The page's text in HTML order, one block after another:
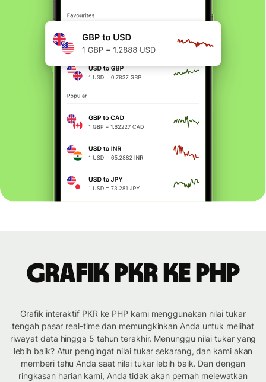
Grafik PKR ke PHP
Grafik interaktif PKR ke PHP kami menggunakan nilai tukar
tengah pasar real-time dan memungkinkan Anda untuk melihat
riwayat data hingga 5 tahun terakhir. Menunggu nilai tukar yang
lebih baik? Atur pengingat nilai tukar sekarang, dan kami akan
memberi tahu Anda saat nilai tukar lebih baik. Dan dengan
ringkasan harian kami, Anda tidak akan pernah melewatkan